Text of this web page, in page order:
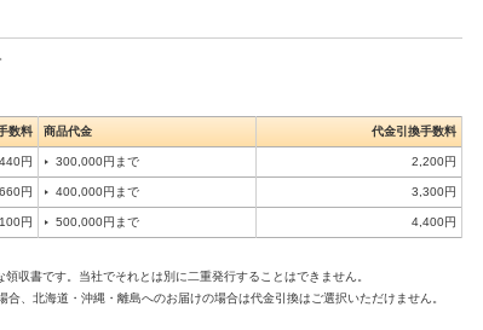
数料 商品代金 代金引換手数料
440円 300,000円まで 2,200円
660円 400,000円まで 3,300円
円 500,000円まで 4,400円
収書です。当社でそれとは別に二重発行することはできません。
、北海道・沖縄・離島へのお届けの場合は代金引換はご選択いただけません。